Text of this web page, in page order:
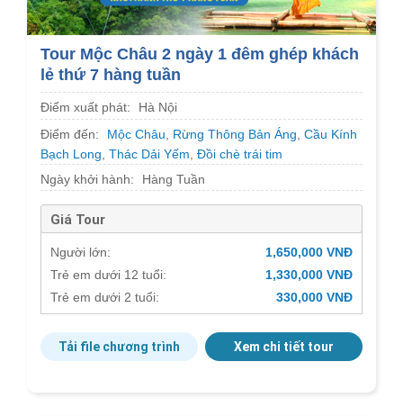
Tour Mộc Châu 2 ngày 1 đêm ghép khách
lẻ thứ 7 hàng tuần
Điểm xuất phát:
Hà Nội
Điểm đến:
Mộc Châu Rừng Thông Bản Áng Cầu Kính
Bạch Long Thác Dải Yếm Đồi chè trái tim
Ngày khởi hành:
Hàng Tuần
Giá Tour
Người lớn:
1,650,000 VNĐ
Trẻ em dưới 12 tuổi:
1,330,000 VNĐ
Trẻ em dưới 2 tuổi:
330,000 VNĐ
Tải file chương trình Xem chi tiết tour